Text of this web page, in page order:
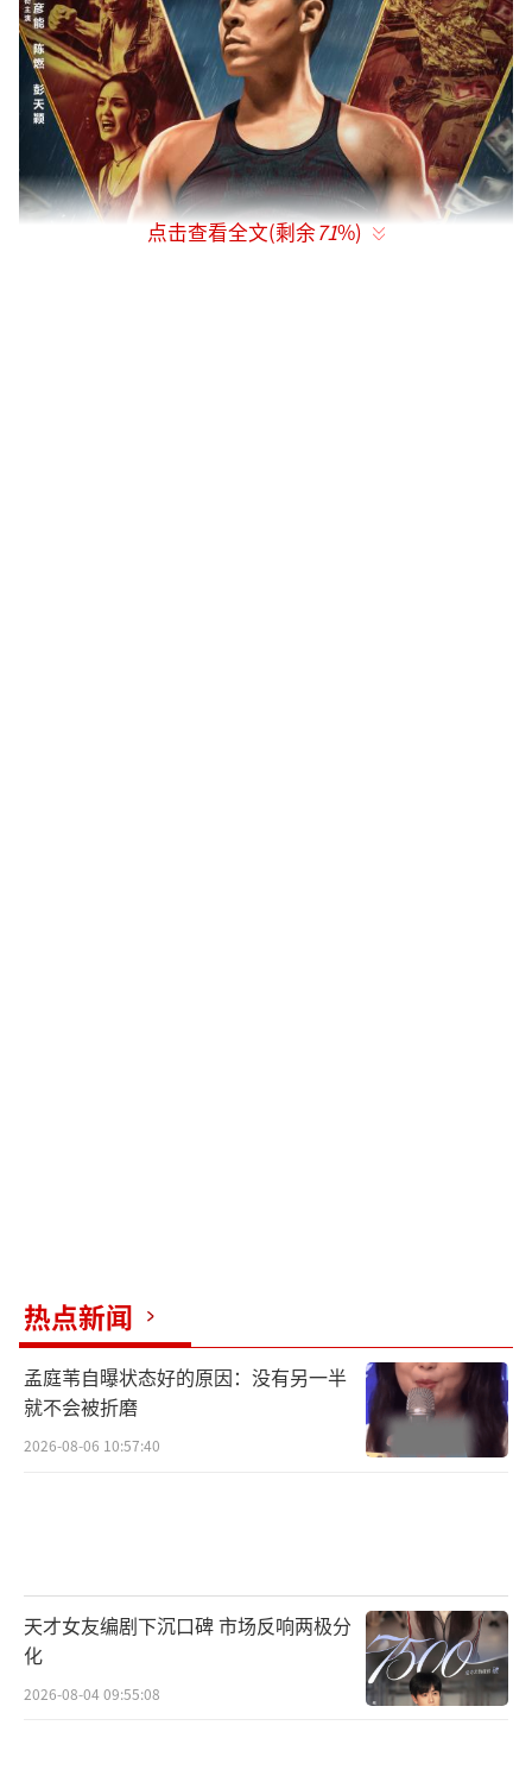
影较为稀缺的类型，高危险性的特技动作，分
分钟都在燃烧的经费，让很多创作者望而却
步。电影《断卡风暴》将近年来国家严厉打击
点击查看全文(剩余71%)
热点新闻
孟庭苇自曝状态好的原因：没有另一半
就不会被折磨
2026-08-06 10:57:40
天才女友编剧下沉口碑 市场反响两极分
化
2026-08-04 09:55:08